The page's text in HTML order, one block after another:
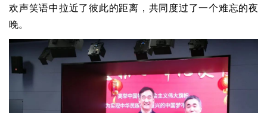
欢声笑语中拉近了彼此的距离，共同度过了一个难忘的夜
晚。